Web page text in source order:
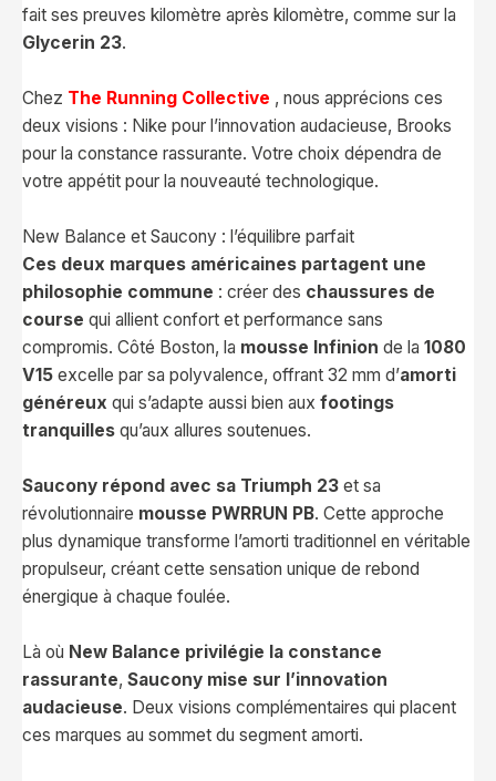
fait ses preuves kilomètre après kilomètre, comme sur la
Glycerin 23.
Chez The Running Collective , nous apprécions ces
deux visions : Nike pour l’innovation audacieuse, Brooks
pour la constance rassurante. Votre choix dépendra de
votre appétit pour la nouveauté technologique.
New Balance et Saucony : l’équilibre parfait
Ces deux marques américaines partagent une
philosophie commune : créer des chaussures de
course qui allient confort et performance sans
compromis. Côté Boston, la mousse Infinion de la 1080
V15 excelle par sa polyvalence, offrant 32 mm d’amorti
généreux qui s’adapte aussi bien aux footings
tranquilles qu’aux allures soutenues.
Saucony répond avec sa Triumph 23 et sa
révolutionnaire mousse PWRRUN PB. Cette approche
plus dynamique transforme l’amorti traditionnel en véritable
propulseur, créant cette sensation unique de rebond
énergique à chaque foulée.
Là où New Balance privilégie la constance
rassurante, Saucony mise sur l’innovation
audacieuse. Deux visions complémentaires qui placent
ces marques au sommet du segment amorti.